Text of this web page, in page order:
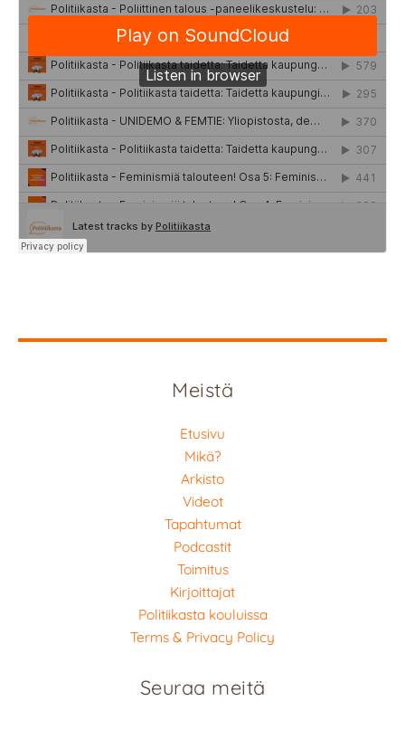
Meistä
Etusivu
Mikä?
Arkisto
Videot
Tapahtumat
Podcastit
Toimitus
Kirjoittajat
Politiikasta kouluissa
Terms & Privacy Policy
Seuraa meitä